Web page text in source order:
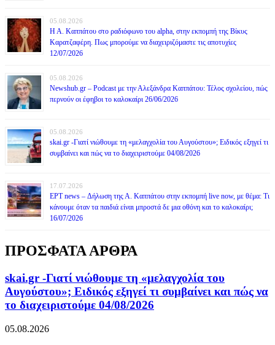
05.08.2026
Η Α. Καππάτου στο ραδιόφωνο του alpha, στην εκπομπή της Βίκυς
Καρατζαφέρη. Πως μπορούμε να διαχειριζόμαστε τις αποτυχίες
12/07/2026
05.08.2026
Newshub.gr – Podcast με την Αλεξάνδρα Καππάτου: Τέλος σχολείου, πώς
περνούν οι έφηβοι το καλοκαίρι 26/06/2026
05.08.2026
skai.gr -Γιατί νιώθουμε τη «μελαγχολία του Αυγούστου»; Ειδικός εξηγεί τι
συμβαίνει και πώς να το διαχειριστούμε 04/08/2026
17.07.2026
ΕΡΤ news – Δήλωση της Α. Καππάτου στην εκπομπή live now, με θέμα: Τι
κάνουμε όταν τα παιδιά είναι μπροστά δε μια οθόνη και το καλοκαίρι;
16/07/2026
ΠΡΟΣΦΑΤΑ ΑΡΘΡΑ
skai.gr -Γιατί νιώθουμε τη «μελαγχολία του
Αυγούστου»; Ειδικός εξηγεί τι συμβαίνει και πώς να
το διαχειριστούμε 04/08/2026
05.08.2026